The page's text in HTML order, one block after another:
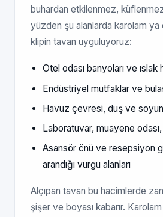
buhardan etkilenmez,
yüzden şu alanlarda karolam ya
klipin tavan uyguluyoruz:
Otel odası banyoları ve ıslak
Endüstriyel mutfaklar ve
Havuz çevresi, duş ve
Laboratuvar, muayene
Asansör önü ve resepsiyon
arandığı vurgu alanları
Alçıpan tavan bu hacimlerde
şişer ve boyası kabarır. Karolam